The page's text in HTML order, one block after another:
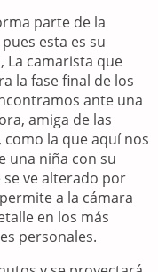
parte de la
esta es su
La camarista que
la fase final de los
ante una
amiga de las
la que aquí nos
una niña con su
ve alterado por
a la cámara
en los más
personales.